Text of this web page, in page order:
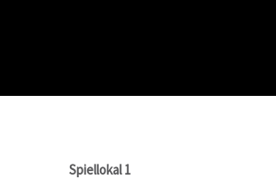
Spiellokal 1